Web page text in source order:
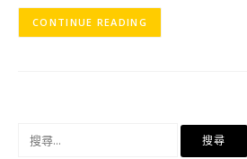
CONTINUE READING